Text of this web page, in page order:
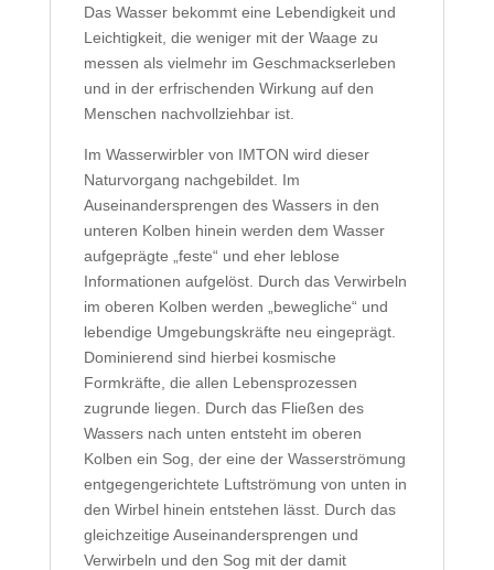
Das Wasser bekommt eine Lebendigkeit und
Leichtigkeit, die weniger mit der Waage zu
messen als vielmehr im Geschmackserleben
und in der erfrischenden Wirkung auf den
Menschen nachvollziehbar ist.
Im Wasserwirbler von IMTON wird dieser
Naturvorgang nachgebildet. Im
Auseinandersprengen des Wassers in den
unteren Kolben hinein werden dem Wasser
aufgeprägte „feste“ und eher leblose
Informationen aufgelöst. Durch das Verwirbeln
im oberen Kolben werden „bewegliche“ und
lebendige Umgebungskräfte neu eingeprägt.
Dominierend sind hierbei kosmische
Formkräfte, die allen Lebensprozessen
zugrunde liegen. Durch das Fließen des
Wassers nach unten entsteht im oberen
Kolben ein Sog, der eine der Wasserströmung
entgegengerichtete Luftströmung von unten in
den Wirbel hinein entstehen lässt. Durch das
gleichzeitige Auseinandersprengen und
Verwirbeln und den Sog mit der damit